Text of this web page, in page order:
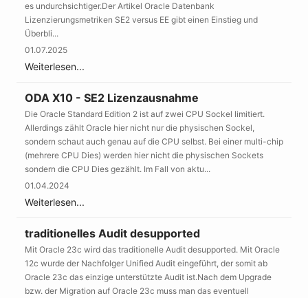
es undurchsichtiger.Der Artikel Oracle Datenbank
Lizenzierungsmetriken SE2 versus EE gibt einen Einstieg und
Überbli...
01.07.2025
Weiterlesen...
ODA X10 - SE2 Lizenzausnahme
Die Oracle Standard Edition 2 ist auf zwei CPU Sockel limitiert.
Allerdings zählt Oracle hier nicht nur die physischen Sockel,
sondern schaut auch genau auf die CPU selbst. Bei einer multi-chip
(mehrere CPU Dies) werden hier nicht die physischen Sockets
sondern die CPU Dies gezählt. Im Fall von aktu...
01.04.2024
Weiterlesen...
traditionelles Audit desupported
Mit Oracle 23c wird das traditionelle Audit desupported. Mit Oracle
12c wurde der Nachfolger Unified Audit eingeführt, der somit ab
Oracle 23c das einzige unterstützte Audit ist.Nach dem Upgrade
bzw. der Migration auf Oracle 23c muss man das eventuell